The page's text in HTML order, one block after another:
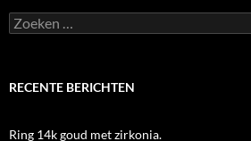
Zoeken
naar:
RECENTE BERICHTEN
Ring 14k goud met zirkonia.